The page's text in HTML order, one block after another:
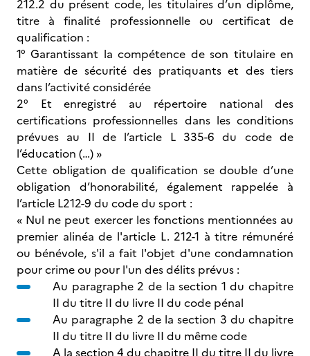
212.2 du présent code, les titulaires d’un diplôme,
titre à finalité professionnelle ou certificat de
qualification :
1° Garantissant la compétence de son titulaire en
matière de sécurité des pratiquants et des tiers
dans l’activité considérée
2° Et enregistré au répertoire national des
certifications professionnelles dans les conditions
prévues au II de l’article L 335-6 du code de
l’éducation (…) »
Cette obligation de qualification se double d’une
obligation d’honorabilité, également rappelée à
l’article L212-9 du code du sport :
« Nul ne peut exercer les fonctions mentionnées au
premier alinéa de l'article L. 212-1 à titre rémunéré
ou bénévole, s'il a fait l'objet d'une condamnation
pour crime ou pour l'un des délits prévus :
Au paragraphe 2 de la section 1 du chapitre
II du titre II du livre II du code pénal
Au paragraphe 2 de la section 3 du chapitre
II du titre II du livre II du même code
A la section 4 du chapitre II du titre II du livre